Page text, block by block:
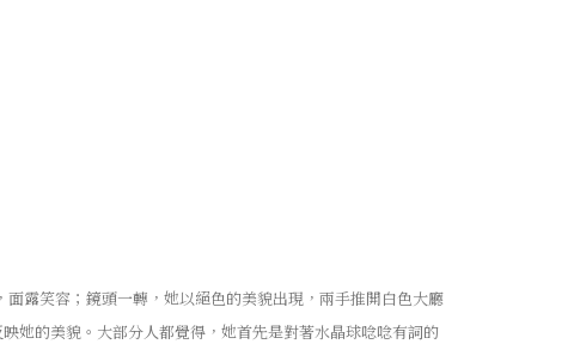
面露笑容；鏡頭一轉，她以絕色的美貌出現，兩手推開白色大廳
她的美貌。大部分人都覺得，她首先是對著水晶球唸唸有詞的